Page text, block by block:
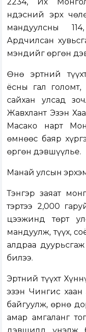
2234, Их
Үндэсний эрх
мандуулсны
Ардчилсан
мэндийг өргөн
Өнө эртний
ёсны гал
сайхан улсад
Жавхлант Эзэн
Масако нарт
өмнөөс баяр
өргөн дэвшүүлье.
Манай улсын
Тэнгэр заяат
тэртээ 2,000
цээжинд төрт
мандуулж, түүх,
алдраа
билээ.
Эртний түүхт
эзэн Чингис
байгуулж, өрнө
амар амгаланг